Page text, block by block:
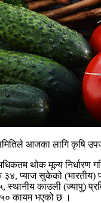
आजका लागि कृषि
थोक मूल्य निर्धारण
प्याज सुकेको
काउली (ज्यापु)
कायम भएको छ ।